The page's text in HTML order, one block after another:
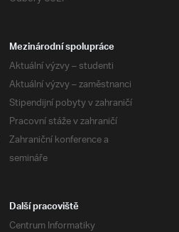
Mezinárodní spolupráce
Aktuální výzvy – studenti
Aktuální výzvy – zaměstnanci
Stipendijní pobyty v zahraničí
Pracovní stáže v zahraničí
Zahraniční konference a
semináře
Další pracoviště
Centrum Informatiky